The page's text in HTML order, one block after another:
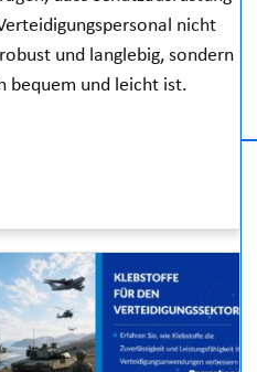
nicht
und langlebig, sondern
bequem und leicht ist.